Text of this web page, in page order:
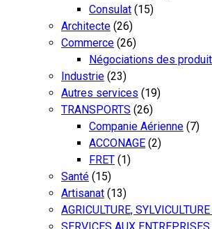
Consulat (15)
Architecte (26)
Commerce (26)
Négociations des
Industrie (23)
Autres services (19)
TRANSPORTS (26)
Companie Aérienne (7)
ACCONAGE (2)
FRET (1)
Santé (15)
Artisanat (13)
AGRICULTURE,
SERVICES AUX ENTREPRISES